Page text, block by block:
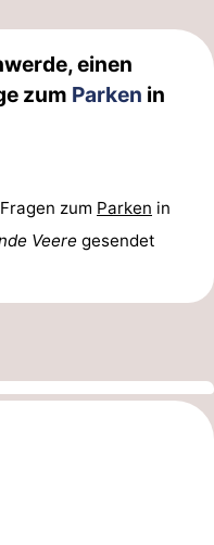
einen
zum Parken in
zum Parken in
Veere gesendet